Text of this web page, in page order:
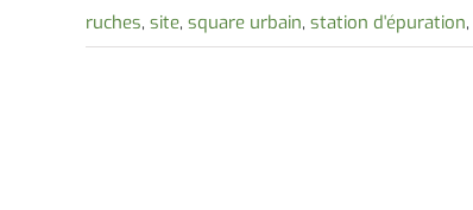
ruches, site, square urbain, station d'épuration,